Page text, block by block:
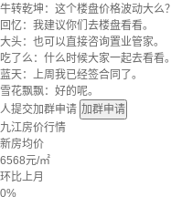
牛转乾坤：这个楼盘价格波动大么？
回忆：我建议你们去楼盘看看。
大头：也可以直接咨询置业管家。
吃了么：什么时候大家一起去看看。
蓝天：上周我已经签合同了。
雪花飘飘：好的呢。
人提交加群申请 加群申请
九江房价行情
新房均价
6568元/㎡
环比上月
0%